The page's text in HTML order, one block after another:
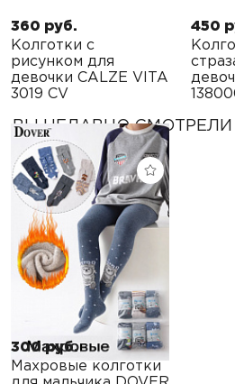
360 руб.
Колготки с
рисунком для
девочки CALZE VITA
3019 CV
450
ВЫ НЕДАВНО СМОТРЕЛИ
300 руб.
Махровые колготки